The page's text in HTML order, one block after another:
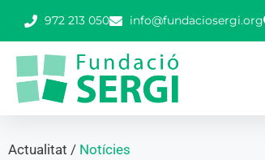
972 213 050 info@fundaciosergi.org
Actualitat / Notícies